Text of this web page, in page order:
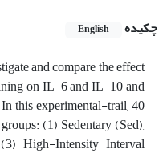
چکیده
English
and compare the effect
on IL-6 and IL-10 and
this experimental-trail, 40
(1) Sedentary (Sed),
High-Intensity Interval